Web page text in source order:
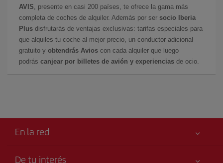
AVIS , presente en casi 200 países, te ofrece la gama más
completa de coches de alquiler. Además por ser socio Iberia
Plus disfrutarás de ventajas exclusivas: tarifas especiales para
que alquiles tu coche al mejor precio, un conductor adicional
gratuito y obtendrás Avios con cada alquiler que luego
podrás canjear por billetes de avión y experiencias de ocio.
En la red
De tu interés